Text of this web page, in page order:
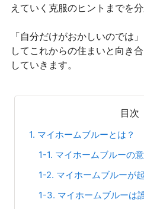
えていく克服のヒントまでを
「自分だけがおかしいのでは
してこれからの住まいと向き
していきます。
目次
1. マイホームブルーとは？
1-1. マイホームブルーの
1-2. マイホームブルーが
1-3. マイホームブルーは